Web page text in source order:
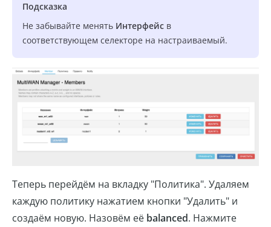
Подсказка
Не забывайте менять Интерфейс в
соответствующем селекторе на настраиваемый.
Теперь перейдём на вкладку "Политика". Удаляем
каждую политику нажатием кнопки "Удалить" и
создаём новую. Назовём её balanced. Нажмите